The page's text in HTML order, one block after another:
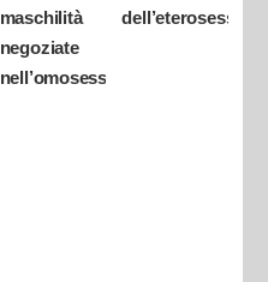
maschilità
negoziate
nell’omosessualità